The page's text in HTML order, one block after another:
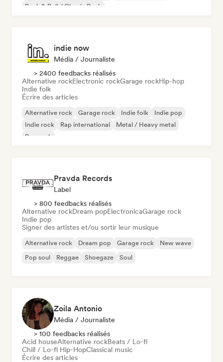
Rock & Roll / Classic Rock
indie now
Média / Journaliste
> 2400 feedbacks réalisés
Alternative rockElectronic rockGarage rockHip-hop
Indie folk
Écrire des articles
Alternative rock Garage rock Indie folk
Indie pop
Indie rock
Rap international
Metal / Heavy metal
Pop rock
Pravda Records
Label
> 800 feedbacks réalisés
Alternative rockDream popElectronicaGarage rock
Indie pop
Signer des artistes et/ou sortir leur musique
Alternative rock Dream pop Garage rock
New wave
Pop soul
Reggae Shoegaze Soul
Zoila Antonio
Média / Journaliste
> 100 feedbacks réalisés
Acid houseAlternative rockBeats / Lo-fi
Chill / Lo-fi Hip-HopClassical music
Écrire des articles